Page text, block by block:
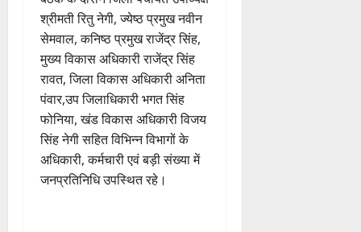
श्रीमती रितु नेगी, ज्येष्ठ प्रमुख नवीन
सेमवाल, कनिष्ठ प्रमुख राजेंद्र सिंह,
मुख्य विकास अधिकारी राजेंद्र सिंह
रावत, जिला विकास अधिकारी अनिता
पंवार,उप जिलाधिकारी भगत सिंह
फोनिया, खंड विकास अधिकारी विजय
सिंह नेगी सहित विभिन्न विभागों के
अधिकारी, कर्मचारी एवं बड़ी संख्या में
जनप्रतिनिधि उपस्थित रहे।